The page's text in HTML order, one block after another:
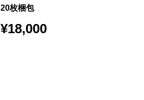
20枚梱包
¥18,000